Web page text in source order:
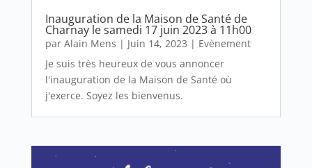
Inauguration de la Maison de Santé de
Charnay le samedi 17 juin 2023 à 11h00
par Alain Mens | Juin 14, 2023 | Evènement
Je suis très heureux de vous annoncer
l'inauguration de la Maison de Santé où
j'exerce. Soyez les bienvenus.